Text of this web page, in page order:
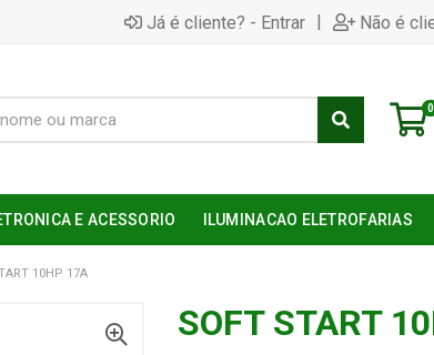
Já é cliente? - Entrar | Não é
0
E ACESSORIO ILUMINACAO ELETROFARIAS
10HP 17A
SOFT START